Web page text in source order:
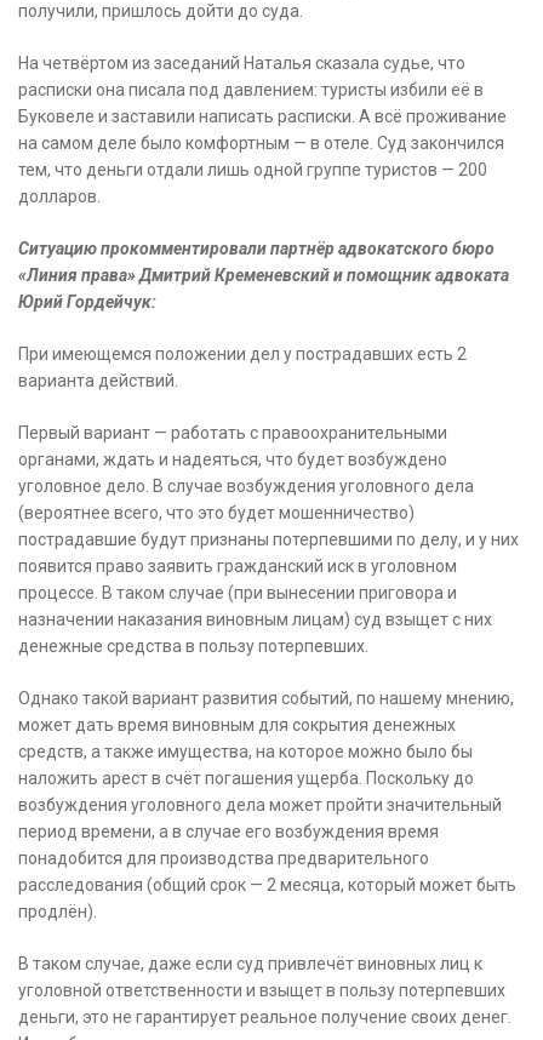
получили, пришлось дойти до суда.
На четвёртом из заседаний Наталья сказала судье, что
расписки она писала под давлением: туристы избили её в
Буковеле и заставили написать расписки. А всё проживание
на самом деле было комфортным — в отеле. Суд закончился
тем, что деньги отдали лишь одной группе туристов — 200
долларов.
Ситуацию прокомментировали партнёр адвокатского бюро
«Линия права» Дмитрий Кременевский и помощник адвоката
Юрий Гордейчук:
При имеющемся положении дел у пострадавших есть 2
варианта действий.
Первый вариант — работать с правоохранительными
органами, ждать и надеяться, что будет возбуждено
уголовное дело. В случае возбуждения уголовного дела
(вероятнее всего, что это будет мошенничество)
пострадавшие будут признаны потерпевшими по делу, и у них
появится право заявить гражданский иск в уголовном
процессе. В таком случае (при вынесении приговора и
назначении наказания виновным лицам) суд взыщет с них
денежные средства в пользу потерпевших.
Однако такой вариант развития событий, по нашему мнению,
может дать время виновным для сокрытия денежных
средств, а также имущества, на которое можно было бы
наложить арест в счёт погашения ущерба. Поскольку до
возбуждения уголовного дела может пройти значительный
период времени, а в случае его возбуждения время
понадобится для производства предварительного
расследования (общий срок — 2 месяца, который может быть
продлён).
В таком случае, даже если суд привлечёт виновных лиц к
уголовной ответственности и взыщет в пользу потерпевших
деньги, это не гарантирует реальное получение своих денег.